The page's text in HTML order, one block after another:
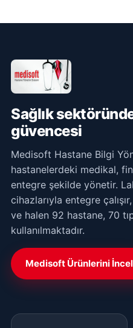
Sağlık
güvencesi
Medisoft Hastane Bilgi
hastanelerdeki medikal,
entegre şekilde yönetir.
cihazlarıyla entegre
ve halen 92 hastane, 70
kullanılmaktadır.
Medisoft Ürünlerini